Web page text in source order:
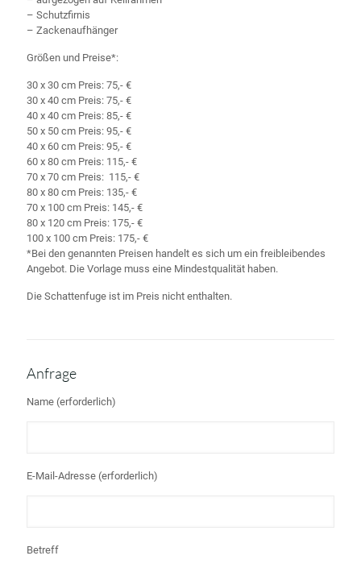
– Schutzfirnis
– Zackenaufhänger
Größen und Preise*:
30 x 30 cm Preis: 75,- €
30 x 40 cm Preis: 75,- €
40 x 40 cm Preis: 85,- €
50 x 50 cm Preis: 95,- €
40 x 60 cm Preis: 95,- €
60 x 80 cm Preis: 115,- €
70 x 70 cm Preis: 115,- €
80 x 80 cm Preis: 135,- €
70 x 100 cm Preis: 145,- €
80 x 120 cm Preis: 175,- €
100 x 100 cm Preis: 175,- €
*Bei den genannten Preisen handelt es sich um ein freibleibendes
Angebot. Die Vorlage muss eine Mindestqualität haben.
Die Schattenfuge ist im Preis nicht enthalten.
Anfrage
Name (erforderlich)
E-Mail-Adresse (erforderlich)
Betreff